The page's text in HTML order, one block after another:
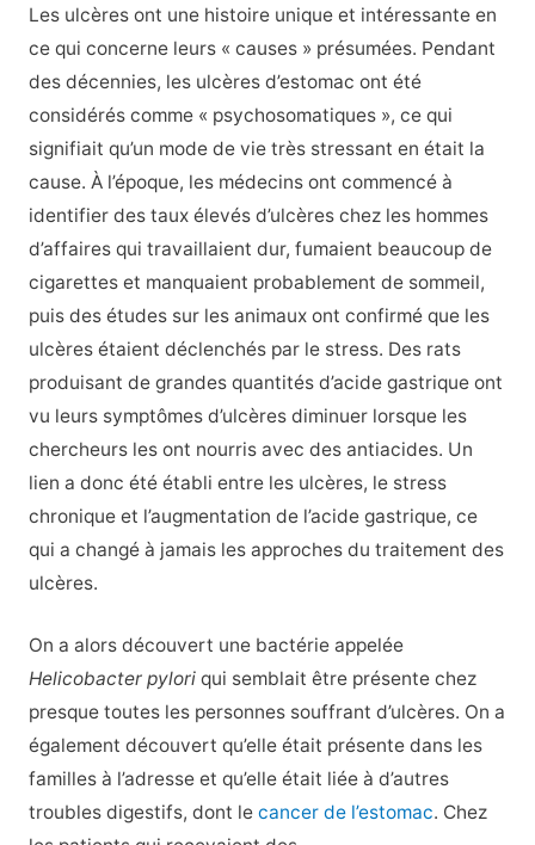
Les ulcères ont une histoire unique et intéressante en
ce qui concerne leurs « causes » présumées. Pendant
des décennies, les ulcères d’estomac ont été
considérés comme « psychosomatiques », ce qui
signifiait qu’un mode de vie très stressant en était la
cause. À l’époque, les médecins ont commencé à
identifier des taux élevés d’ulcères chez les hommes
d’affaires qui travaillaient dur, fumaient beaucoup de
cigarettes et manquaient probablement de sommeil,
puis des études sur les animaux ont confirmé que les
ulcères étaient déclenchés par le stress. Des rats
produisant de grandes quantités d’acide gastrique ont
vu leurs symptômes d’ulcères diminuer lorsque les
chercheurs les ont nourris avec des antiacides. Un
lien a donc été établi entre les ulcères, le stress
chronique et l’augmentation de l’acide gastrique, ce
qui a changé à jamais les approches du traitement des
ulcères.
On a alors découvert une bactérie appelée
Helicobacter pylori qui semblait être présente chez
presque toutes les personnes souffrant d’ulcères. On a
également découvert qu’elle était présente dans les
familles à l’adresse et qu’elle était liée à d’autres
troubles digestifs, dont le cancer de l’estomac. Chez